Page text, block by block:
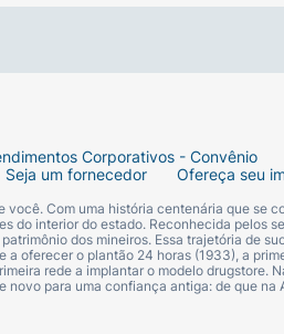
Corporativos - Convênio
Seja um fornecedor Ofereça seu
Com uma história centenária que se
do interior do estado. Reconhecida pelos
dos mineiros. Essa trajetória de
oferecer o plantão 24 horas (1933), a
rede a implantar o modelo drugstore.
novo para uma confiança antiga: de que